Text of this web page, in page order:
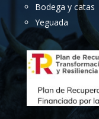
Bodega y catas
Yeguada